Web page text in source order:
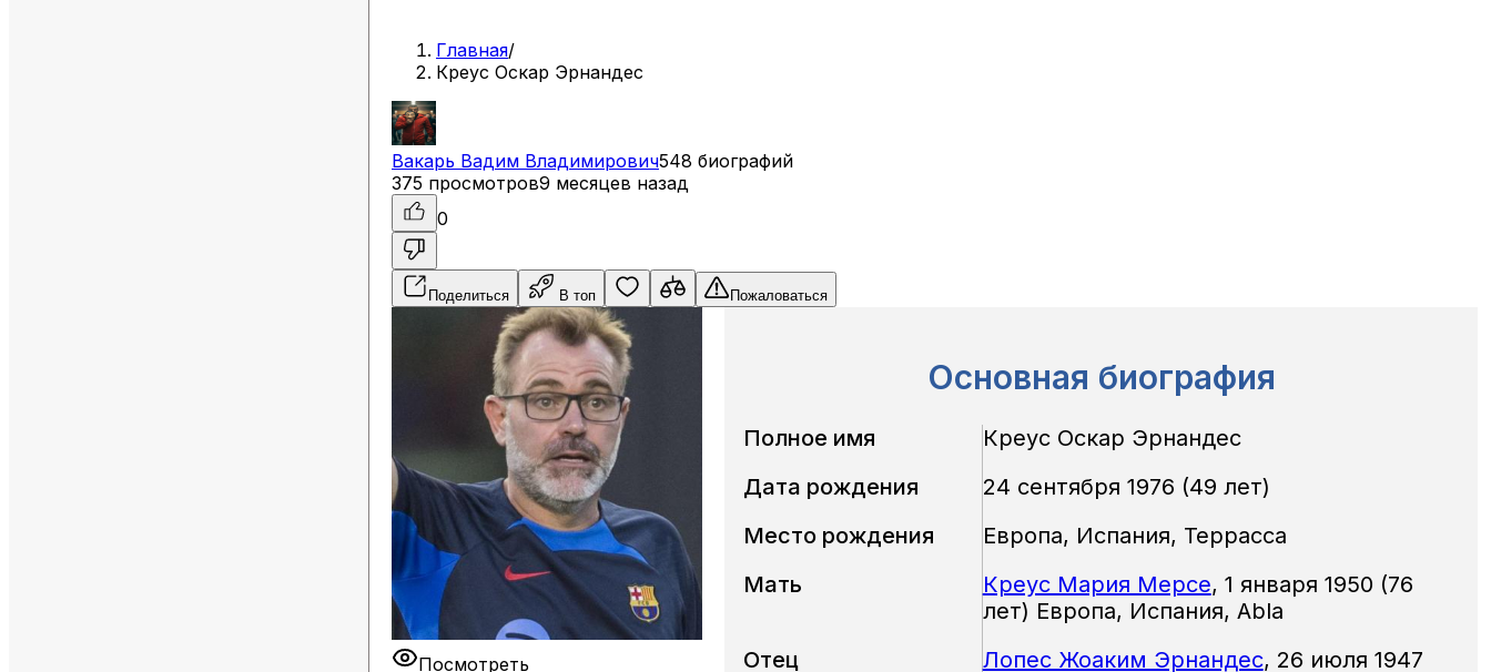
Главная/
Креус Оскар Эрнандес
Вакарь Вадим Владимирович548 биографий
375 просмотров9 месяцев назад
0
Поделиться В топ Пожаловаться
Посмотреть
Основная биография
Полное имя
Креус Оскар Эрнандес
Дата рождения
24 сентября 1976 (49 лет)
Место рождения
Европа, Испания, Террасса
Мать
Креус Мария Мерсе, 1 января 1950 (76
лет) Европа, Испания, Abla
Отец
Лопес Жоаким Эрнандес, 26 июля 1947